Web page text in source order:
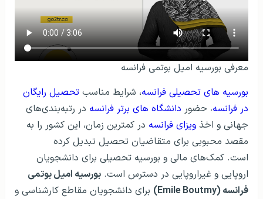
معرفی بورسیه امیل بوتمی فرانسه
بورسیه های تحصیلی فرانسه، شرایط مناسب تحصیل رایگان
در فرانسه، حضور دانشگاه های برتر فرانسه در رتبه‌بندی‌های
جهانی و اخذ ویزای فرانسه در کمترین زمان، این کشور را به
مقصد محبوبی برای متقاضیان تحصیل تبدیل کرده
است. کمک‌های مالی و بورسیه تحصیلی برای دانشجویان
اروپایی و غیراروپایی در دسترس است. بورسیه امیل بوتمی
فرانسه (Emile Boutmy)
برای دانشجویان مقاطع کارشناسی و